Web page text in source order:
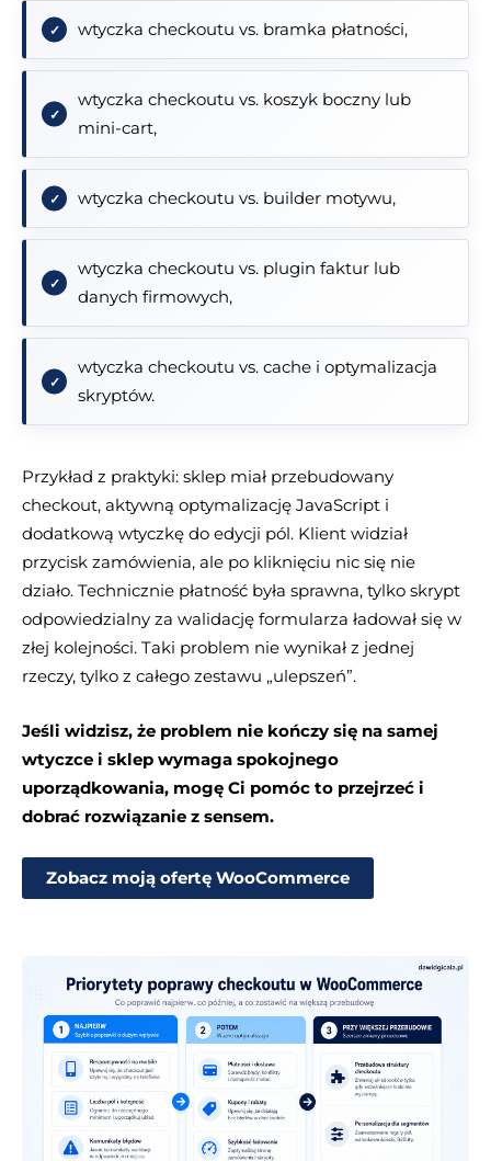
wtyczka checkoutu vs. bramka płatności,
wtyczka checkoutu vs. koszyk boczny lub
mini-cart,
wtyczka checkoutu vs. builder motywu,
wtyczka checkoutu vs. plugin faktur lub
danych firmowych,
wtyczka checkoutu vs. cache i optymalizacja
skryptów.
Przykład z praktyki: sklep miał przebudowany
checkout, aktywną optymalizację JavaScript i
dodatkową wtyczkę do edycji pól. Klient widział
przycisk zamówienia, ale po kliknięciu nic się nie
działo. Technicznie płatność była sprawna, tylko skrypt
odpowiedzialny za walidację formularza ładował się w
złej kolejności. Taki problem nie wynikał z jednej
rzeczy, tylko z całego zestawu „ulepszeń”.
Jeśli widzisz, że problem nie kończy się na samej
wtyczce i sklep wymaga spokojnego
uporządkowania, mogę Ci pomóc to przejrzeć i
dobrać rozwiązanie z sensem.
Zobacz moją ofertę WooCommerce